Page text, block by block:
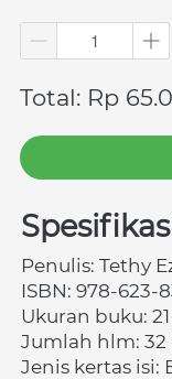
Total: Rp
Penulis: Tethy
ISBN: 978-623-
Ukuran buku:
Jumlah hlm: 32
Jenis kertas isi: